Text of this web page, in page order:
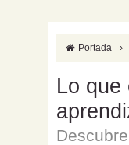
Portada ›
Lo que